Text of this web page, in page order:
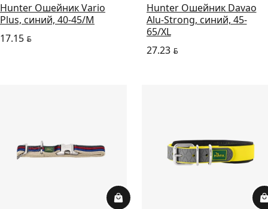
Hunter Ошейник Vario
Plus, синий, 40-45/M
17.15 BYN
Hunter Ошейник Davao
Alu-Strong, синий, 45-
65/XL
27.23BYN